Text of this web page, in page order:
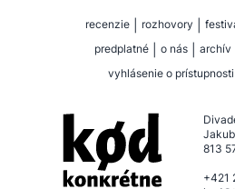
recenzie rozhovory
predplatné
o nás archív
vyhlásenie o prístupnosti
813
+421